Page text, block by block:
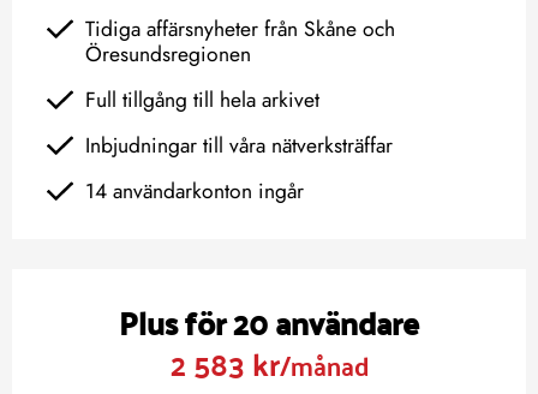
Tidiga affärsnyheter från Skåne och
Öresundsregionen
Full tillgång till hela arkivet
Inbjudningar till våra nätverksträffar
14 användarkonton ingår
Plus för 20 användare
2 583 kr/månad